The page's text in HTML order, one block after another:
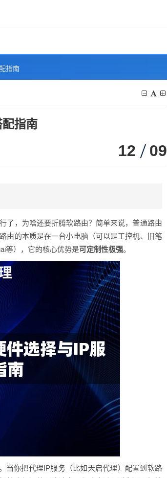
指南
指南
12 09
了，为啥还要折腾软路由？简单来说，普通路由
由的本质是在一台小电脑（可以是工控机、旧笔
等），它的核心优势是可定制性极强。
当你把代理IP服务（比如天启代理）配置到软路